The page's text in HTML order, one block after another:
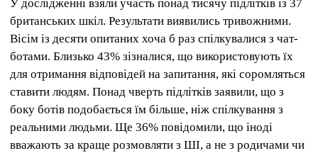
У дослідженні взяли участь понад тисячу підлітків із 37
британських шкіл. Результати виявились тривожними.
Вісім із десяти опитаних хоча б раз спілкувалися з чат-
ботами. Близько 43% зізналися, що використовують їх
для отримання відповідей на запитання, які соромляться
ставити людям. Понад чверть підлітків заявили, що з
боку ботів подобається їм більше, ніж спілкування з
реальними людьми. Ще 36% повідомили, що іноді
вважають за краще розмовляти з ШІ, а не з родичами чи